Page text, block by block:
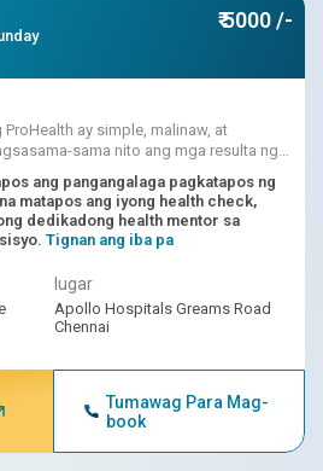
₹ 5000 /-
ay simple, malinaw, at
sama nito ang mga resulta ng
ang pangangalaga pagkatapos ng
matapos ang iyong health check,
dedikadong health mentor sa
Tignan ang iba pa
lugar
Apollo Hospitals Greams Road
Chennai
Tumawag Para Mag-
book